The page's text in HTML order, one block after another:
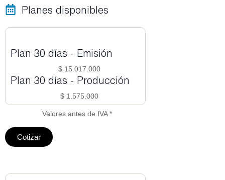
Planes disponibles
Plan 30 días - Emisión
$ 15.017.000
Plan 30 días - Producción
$ 1.575.000
Valores antes de IVA *
Cotizar